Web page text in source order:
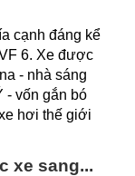
cạnh đáng kể
6. Xe được
- nhà sáng
- vốn gắn bó
hơi thế giới
xe sang...